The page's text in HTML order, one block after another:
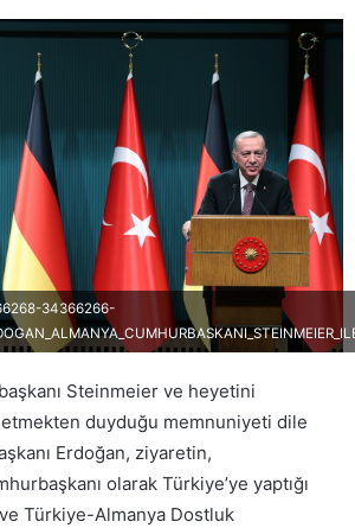
34366266-
Steinmeier ve heyetini
etmekten duyduğu memnuniyeti dile
Erdoğan, ziyaretin,
olarak Türkiye’ye yaptığı
Türkiye-Almanya Dostluk